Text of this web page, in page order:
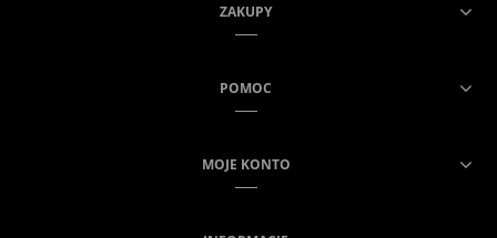
ZAKUPY
POMOC
MOJE KONTO